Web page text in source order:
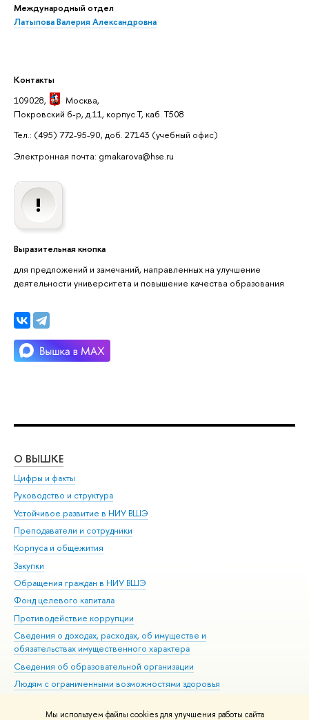
Мы используем файлы cookies для улучшения работы сайта
Международный отдел
Латыпова Валерия Александровна
Контакты
109028,
Москва,
Покровский б-р, д.11, корпус Т, каб. Т508
Тел.: (495) 772-95-90, доб. 27143 (учебный офис)
Электронная почта: gmakarova@hse.ru
Выразительная кнопка
для предложений и замечаний, направленных на улучшение
деятельности университета и повышение качества образования
О ВЫШКЕ
Цифры и факты
Руководство и структура
Устойчивое развитие в НИУ ВШЭ
Преподаватели и сотрудники
Корпуса и общежития
Закупки
Обращения граждан в НИУ ВШЭ
Фонд целевого капитала
Противодействие коррупции
Сведения о доходах, расходах, об имуществе и
обязательствах имущественного характера
Сведения об образовательной организации
Людям с ограниченными возможностями здоровья